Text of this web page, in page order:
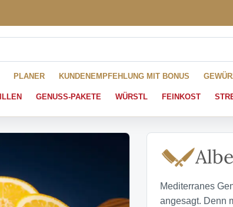
PLANER KUNDENEMPFEHLUNG MIT BONUS
GENUSS-PAKETE WÜRSTL FEINKOST
Mediterranes
angesagt. Denn